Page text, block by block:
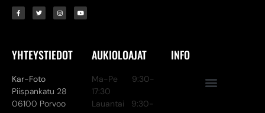
YHTEYSTIEDOT
Kar-Foto
Piispankatu 28
06100 Porvoo
AUKIOLOAJAT
Ma-Pe 9:30-
17:30
Lauantai 9:30-
INFO